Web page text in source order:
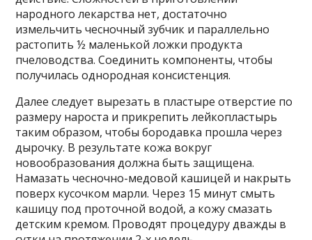
народного лекарства нет, достаточно
измельчить чесночный зубчик и параллельно
растопить ½ маленькой ложки продукта
пчеловодства. Соединить компоненты, чтобы
получилась однородная консистенция.
Далее следует вырезать в пластыре отверстие по
размеру нароста и прикрепить лейкопластырь
таким образом, чтобы бородавка прошла через
дырочку. В результате кожа вокруг
новообразования должна быть защищена.
Намазать чесночно-медовой кашицей и накрыть
поверх кусочком марли. Через 15 минут смыть
кашицу под проточной водой, а кожу смазать
детским кремом. Проводят процедуру дважды в